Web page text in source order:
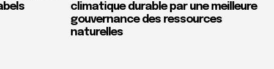
climatique durable par une meilleure
gouvernance des ressources
naturelles